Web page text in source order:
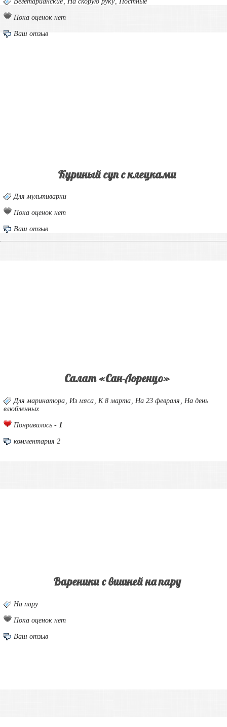
Пока оценок нет
Ваш отзыв
Куриный суп с клецками
Для мультиварки
Пока оценок нет
Ваш отзыв
Салат «Сан-Лоренцо»
Для маринатора Из мяса К 8 марта На 23 февраля
На день
влюбленных
Понравилось -1
комментария 2
Вареники с вишней на пару
На пару
Пока оценок нет
Ваш отзыв